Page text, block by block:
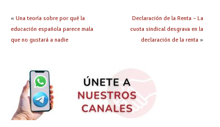
« Una teoría sobre por qué la
educación española parece mala
que no gustará a nadie
Declaración de la Renta – La
cuota sindical desgrava en la
declaración de la renta»